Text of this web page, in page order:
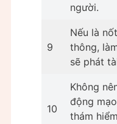
người.
9
Nếu là
thông,
sẽ phát
10
Không
động
thám